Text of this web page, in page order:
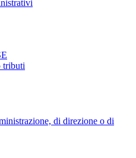
tributi
di direzione o di